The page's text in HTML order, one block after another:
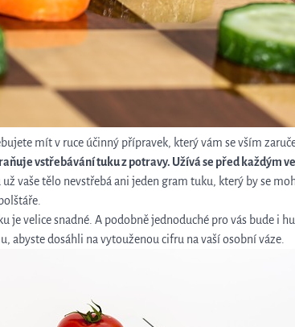
mít v ruce účinný přípravek, který vám se vším
vstřebávání tuku z potravy. Užívá se před každým
vaše tělo nevstřebá ani jeden gram tuku, který by se
je velice snadné. A podobně jednoduché pro vás bude i
abyste dosáhli na vytouženou cifru na vaší osobní váze.